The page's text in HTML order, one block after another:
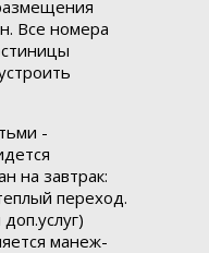
Все номера
-
на завтрак:
переход.
манеж-